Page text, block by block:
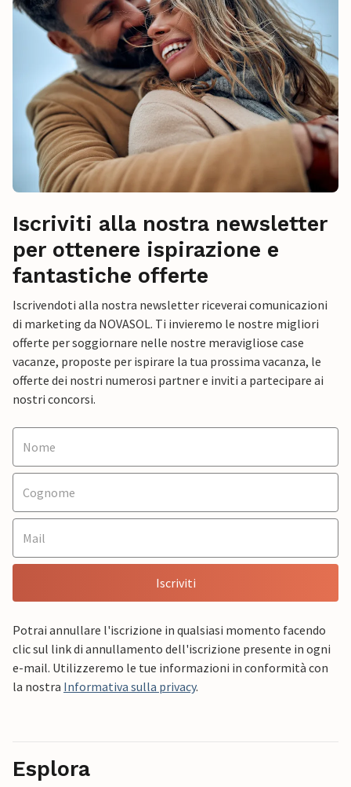
Iscriviti alla nostra newsletter
per ottenere ispirazione e
fantastiche offerte
Iscrivendoti alla nostra newsletter riceverai comunicazioni
di marketing da NOVASOL. Ti invieremo le nostre migliori
offerte per soggiornare nelle nostre meravigliose case
vacanze, proposte per ispirare la tua prossima vacanza, le
offerte dei nostri numerosi partner e inviti a partecipare ai
nostri concorsi.
Iscriviti
Potrai annullare l'iscrizione in qualsiasi momento facendo
clic sul link di annullamento dell'iscrizione presente in ogni
e-mail. Utilizzeremo le tue informazioni in conformità con
la nostra Informativa sulla privacy.
Esplora